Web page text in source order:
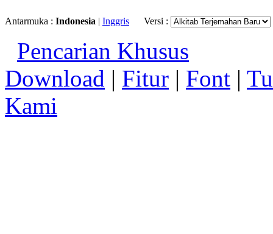
Antarmuka : Indonesia | Inggris Versi :
Pencarian Khusus
Download | Fitur | Font |
Kami